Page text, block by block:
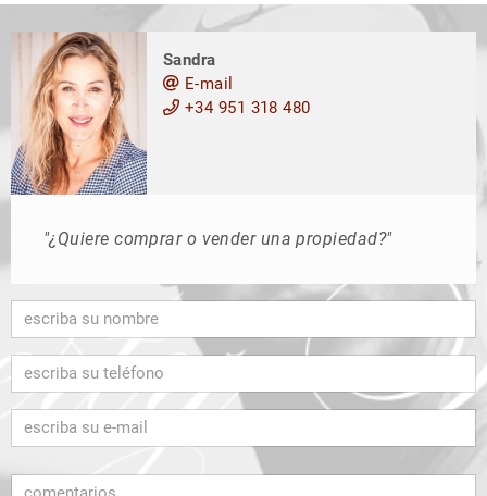
Sandra
E-mail
+34 951 318 480
"¿Quiere comprar o vender una propiedad?"